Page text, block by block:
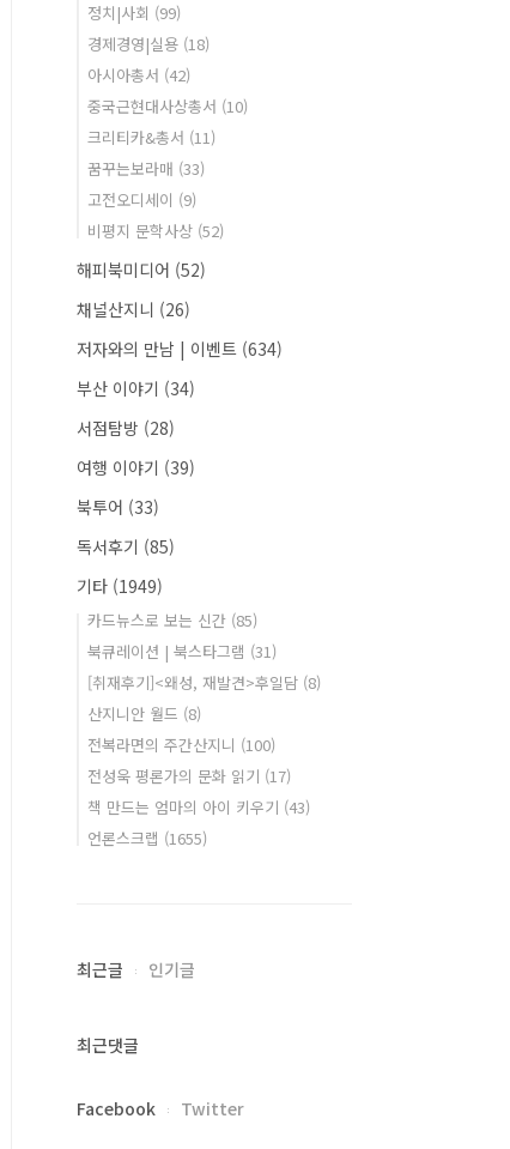
정치|사회 (99)
경제경영|실용 (18)
아시아총서 (42)
중국근현대사상총서 (10)
크리티카&총서 (11)
꿈꾸는보라매 (33)
고전오디세이 (9)
비평지 문학사상 (52)
해피북미디어 (52)
채널산지니 (26)
저자와의 만남 | 이벤트 (634)
부산 이야기 (34)
서점탐방 (28)
여행 이야기 (39)
북투어 (33)
독서후기 (85)
기타 (1949)
카드뉴스로 보는 신간 (85)
북큐레이션 | 북스타그램 (31)
[취재후기]<왜성, 재발견>후일담 (8)
산지니안 월드 (8)
전복라면의 주간산지니 (100)
전성욱 평론가의 문화 읽기 (17)
책 만드는 엄마의 아이 키우기 (43)
언론스크랩 (1655)
최근글 인기글
최근댓글
Facebook Twitter